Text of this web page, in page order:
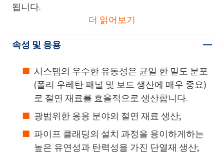
됩니다.
더 읽어보기
속성 및 응용
시스템의 우수한 유동성은 균일 한 밀도 분포
(폴리 우레탄 패널 및 보드 생산에 매우 중요)
로 절연 재료를 효율적으로 생산합니다.
광범위한 응용 분야의 절연 재료 생산;
파이프 클래딩의 설치 과정을 용이하게하는
높은 유연성과 탄력성을 가진 단열재 생산;